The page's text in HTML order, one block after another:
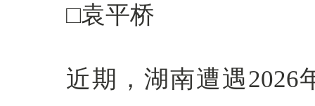
□袁平桥
近期，湖南遭遇2026